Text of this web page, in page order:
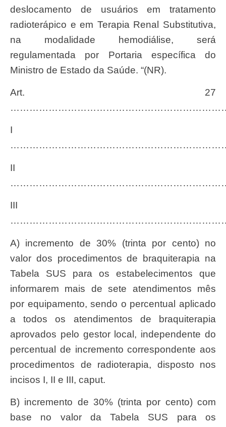
deslocamento de usuários em tratamento
radioterápico e em Terapia Renal Substitutiva,
na modalidade hemodiálise, será
regulamentada por Portaria específica do
Ministro de Estado da Saúde. “(NR).
Art. 27
I
II
III
a) incremento de 30% (trinta por cento) no
valor dos procedimentos de braquiterapia na
Tabela SUS para os estabelecimentos que
informarem mais de sete atendimentos mês
por equipamento, sendo o percentual aplicado
a todos os atendimentos de braquiterapia
aprovados pelo gestor local, independente do
percentual de incremento correspondente aos
procedimentos de radioterapia, disposto nos
incisos I, II e III, caput.
b) incremento de 30% (trinta por cento) com
base no valor da Tabela SUS para os